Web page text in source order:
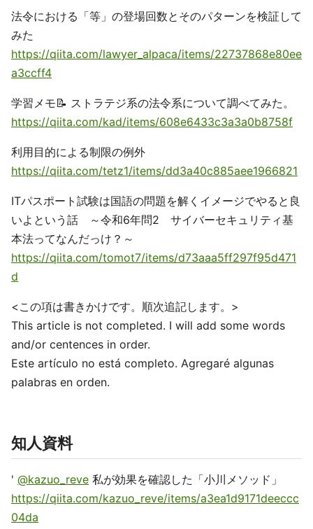
法令における「等」の登場回数とそのパターンを検証して
みた
https://qiita.com/lawyer_alpaca/items/22737868e80ee
a3ccff4
学習メモ📝 ストラテジ系の法令系について調べてみた。
https://qiita.com/kad/items/608e6433c3a3a0b8758f
利用目的による制限の例外
https://qiita.com/tetz1/items/dd3a40c885aee1966821
ITパスポート試験は国語の問題を解くイメージでやると良
いよという話 ～令和6年問2 サイバーセキュリティ基
本法ってなんだっけ？～
https://qiita.com/tomot7/items/d73aaa5ff297f95d471
d
<この項は書きかけです。順次追記します。>
This article is not completed. I will add some words
and/or centences in order.
Este artículo no está completo. Agregaré algunas
palabras en orden.
知人資料
' @kazuo_reve 私が効果を確認した「小川メソッド」
https://qiita.com/kazuo_reve/items/a3ea1d9171deeccc
04da